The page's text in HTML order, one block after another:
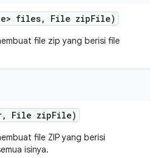
files, File zipFile)
file zip yang berisi file
, File zipFile)
file ZIP yang berisi
isinya.